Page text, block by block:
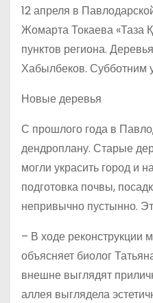
12 апреля в
Жомарта Токаева «Таза
пунктов региона.
Хабылбеков. Субботним
Новые деревья
С прошлого года в
дендроплану. Старые
могли украсить город и
подготовка почвы,
непривычно пустынно.
– В ходе реконструкции
объясняет биолог
внешне выглядят
аллея выглядела